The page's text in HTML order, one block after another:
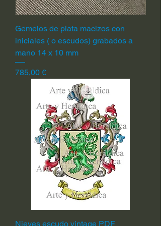
Gemelos de plata macizos con
iniciales ( o escudos) grabados a
mano 14 x 10 mm
Precio
785,00 €
Nieves escudo vintage PDF